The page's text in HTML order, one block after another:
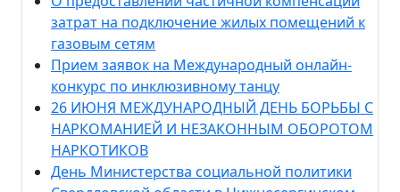
затрат на подключение жилых помещений к
газовым сетям
Прием заявок на Международный онлайн-
конкурс по инклюзивному танцу
26 ИЮНЯ МЕЖДУНАРОДНЫЙ ДЕНЬ БОРЬБЫ С
НАРКОМАНИЕЙ И НЕЗАКОННЫМ ОБОРОТОМ
НАРКОТИКОВ
День Министерства социальной политики